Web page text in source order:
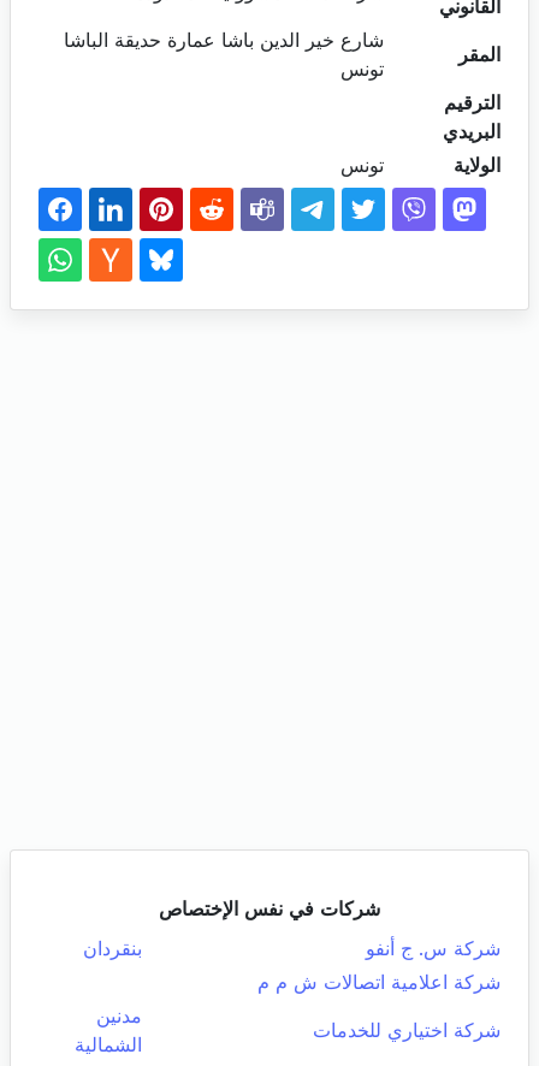
القانوني
المقر
شارع خير الدين باشا عمارة حديقة الباشا
تونس
الترقيم
البريدي
الولاية
تونس
شركات في نفس الإختصاص
شركة س. ج أنفو
بنقردان
شركة اعلامية اتصالات ش م م
شركة اختياري للخدمات
مدنين
الشمالية